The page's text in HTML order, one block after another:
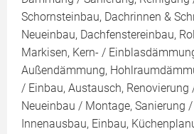
Schornsteinbau, Dachrinnen &
Neueinbau, Dachfenstereinbau,
Markisen, Kern- /
Außendämmung,
/ Einbau, Austausch, Renovierung
Neueinbau / Montage, Sanierung
Innenausbau, Einbau,